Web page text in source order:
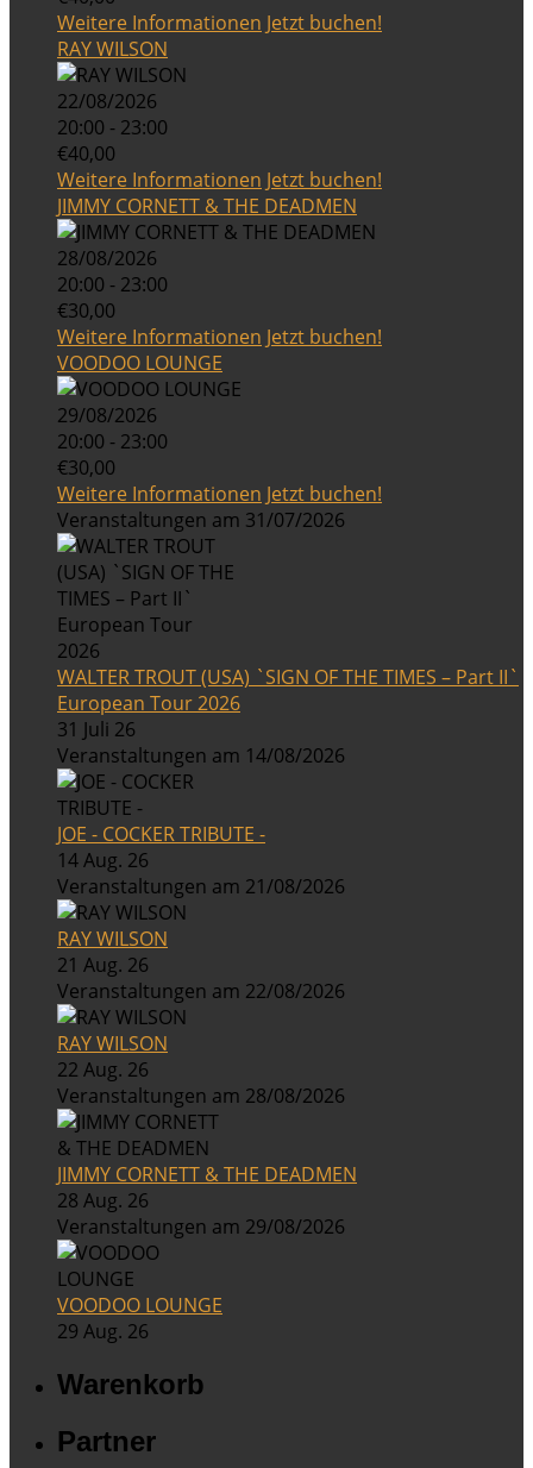
Weitere Informationen Jetzt buchen!
RAY WILSON
22/08/2026
20:00 - 23:00
€40,00
Weitere Informationen Jetzt buchen!
JIMMY CORNETT & THE DEADMEN
28/08/2026
20:00 - 23:00
€30,00
Weitere Informationen Jetzt buchen!
VOODOO LOUNGE
29/08/2026
20:00 - 23:00
€30,00
Weitere Informationen Jetzt buchen!
Veranstaltungen am 31/07/2026
WALTER TROUT (USA) `SIGN OF THE TIMES – Part II`
European Tour 2026
31 Juli 26
Veranstaltungen am 14/08/2026
JOE - COCKER TRIBUTE -
14 Aug. 26
Veranstaltungen am 21/08/2026
RAY WILSON
21 Aug. 26
Veranstaltungen am 22/08/2026
RAY WILSON
22 Aug. 26
Veranstaltungen am 28/08/2026
JIMMY CORNETT & THE DEADMEN
28 Aug. 26
Veranstaltungen am 29/08/2026
VOODOO LOUNGE
29 Aug. 26
Warenkorb
Partner